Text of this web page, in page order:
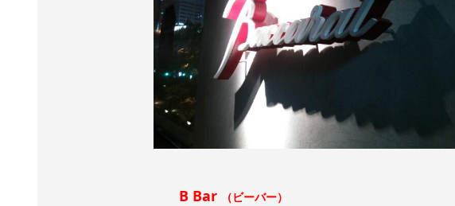
B Bar （ビーバー）